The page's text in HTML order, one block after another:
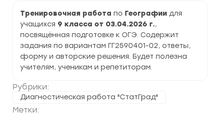
Тренировочная работа по Географии для
учащихся 9 класса от 03.04.2026 г.,
посвящённая подготовке к ОГЭ. Содержит
задания по вариантам ГГ2590401-02, ответы,
форму и авторские решения. Будет полезна
учителям, ученикам и репетиторам.
Рубрики:
Диагностическая работа "СтатГрад"
Метки:
(ГГ2590401-
02)
задания
и
ответы